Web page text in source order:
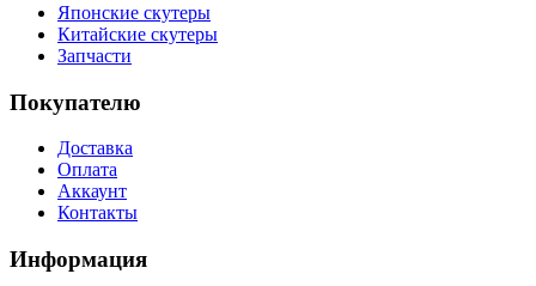
Японские скутеры
Китайские скутеры
Запчасти
Покупателю
Доставка
Оплата
Аккаунт
Контакты
Информация